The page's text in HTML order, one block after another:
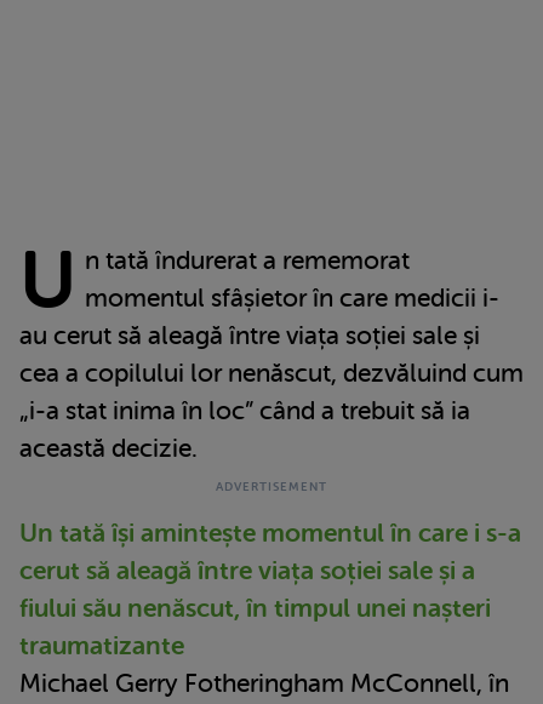
U n tată îndurerat a rememorat
momentul sfâșietor în care medicii i-
au cerut să aleagă între viața soției sale și
cea a copilului lor nenăscut, dezvăluind cum
„i-a stat inima în loc” când a trebuit să ia
această decizie.
Un tată își amintește momentul în care i s-a
cerut să aleagă între viața soției sale și a
fiului său nenăscut, în timpul unei nașteri
traumatizante
Michael Gerry Fotheringham McConnell, în